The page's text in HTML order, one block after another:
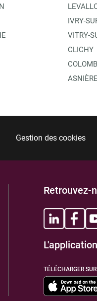
IVRY-
VITRY-
CLICHY
Gestion des cookies
Retrouvez-
TÉLÉCHARGER